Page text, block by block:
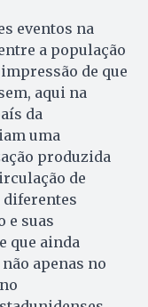
eventos na
a população
de que
aqui na
da
uma
produzida
de
diferentes
e suas
que ainda
apenas no